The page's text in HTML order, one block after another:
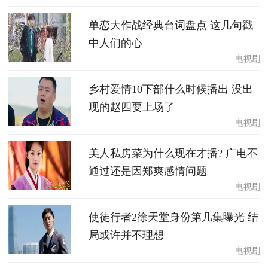
单恋大作战经典台词盘点 这几句戳
中人们的心
电视剧
乡村爱情10下部什么时候播出 没出
现的赵四要上场了
电视剧
美人私房菜为什么现在才播? 广电不
通过还是因郑爽感情问题
电视剧
使徒行者2徐天堂身份第几集曝光 结
局或许并不理想
电视剧